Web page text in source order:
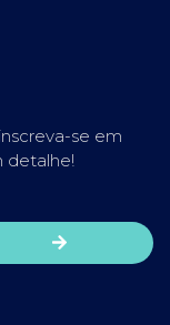
se em
detalhe!